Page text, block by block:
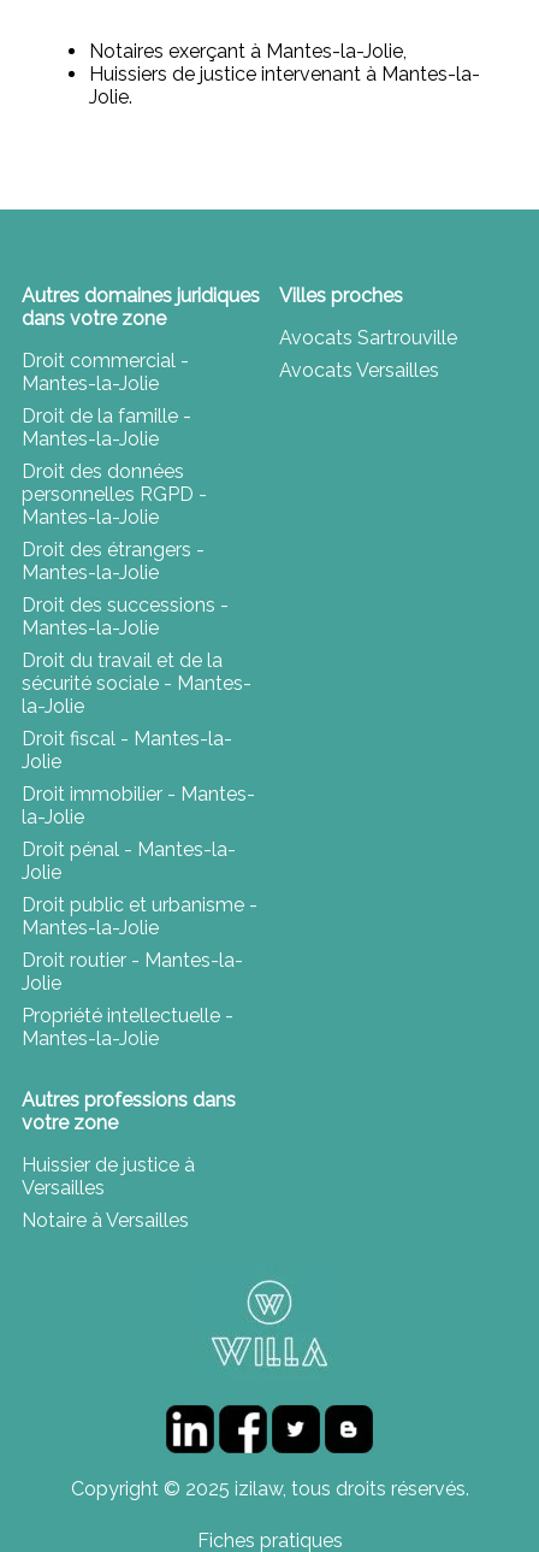
Notaires exerçant à Mantes-la-Jolie,
Huissiers de justice intervenant à Mantes-la-
Jolie.
Autres domaines juridiques
dans votre zone
Droit commercial -
Mantes-la-Jolie
Droit de la famille -
Mantes-la-Jolie
Droit des données
personnelles RGPD -
Mantes-la-Jolie
Droit des étrangers -
Mantes-la-Jolie
Droit des successions -
Mantes-la-Jolie
Droit du travail et de la
sécurité sociale - Mantes-
la-Jolie
Droit fiscal - Mantes-la-
Jolie
Droit immobilier - Mantes-
la-Jolie
Droit pénal - Mantes-la-
Jolie
Droit public et urbanisme -
Mantes-la-Jolie
Droit routier - Mantes-la-
Jolie
Propriété intellectuelle -
Mantes-la-Jolie
Autres professions dans
votre zone
Huissier de justice à
Versailles
Notaire à Versailles
Villes proches
Avocats Sartrouville
Avocats Versailles
Copyright © 2025 izilaw, tous droits réservés.
Fiches pratiques